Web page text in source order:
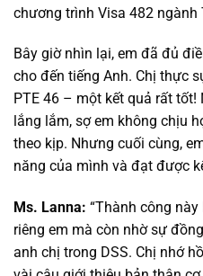
chương trình Visa 482 ngành
Bây giờ nhìn lại, em đã đủ
cho đến tiếng Anh. Chị thực
PTE 46 – một kết quả rất
lắng lắm, sợ em không chịu
theo kịp. Nhưng cuối cùng,
năng của mình và đạt được
Ms. Lanna: “Thành công
riêng em mà còn nhờ sự
anh chị trong DSS. Chị nhớ